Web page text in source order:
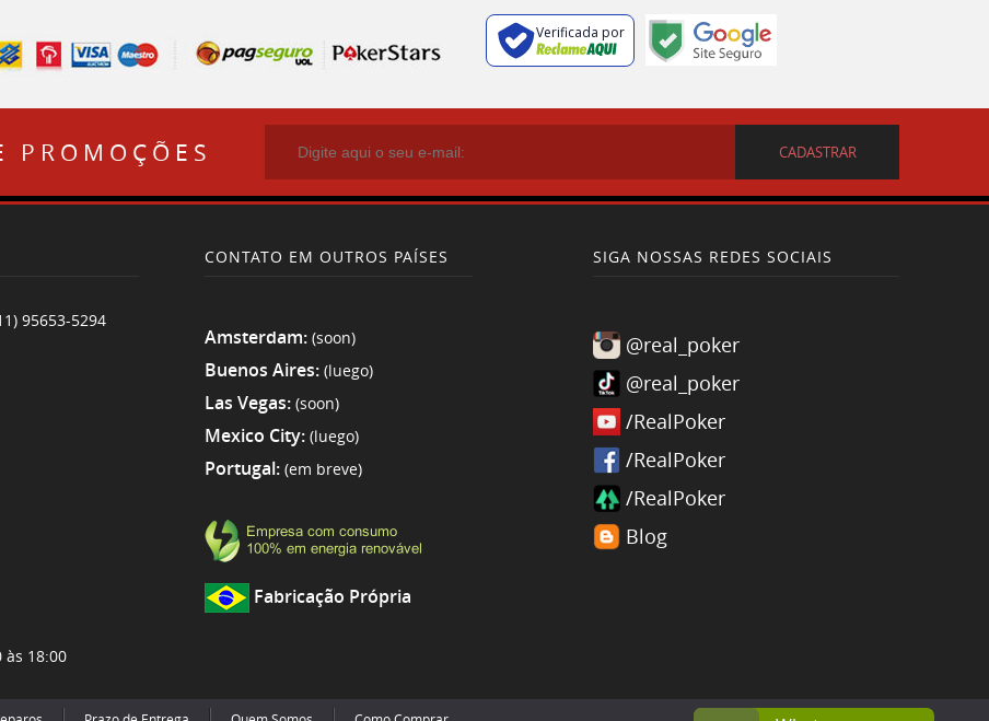
Verificada por
PROMOÇÕES CADASTRAR
95653-5294
CONTATO EM OUTROS PAÍSES
Amsterdam: (soon)
Buenos Aires: (luego)
Las Vegas: (soon)
Mexico City: (luego)
Portugal: (em breve)
Fabricação Própria
às 18:00
SIGA NOSSAS REDES SOCIAIS
@real_poker
@real_poker
/RealPoker
/RealPoker
/RealPoker
Blog